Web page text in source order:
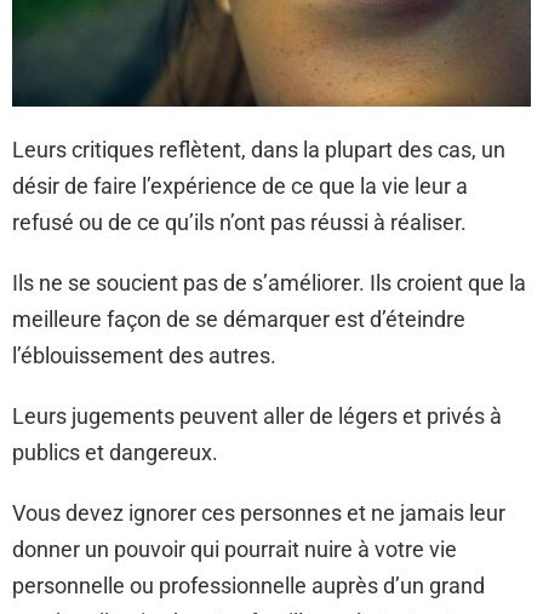
Leurs critiques reflètent, dans la plupart des cas, un
désir de faire l’expérience de ce que la vie leur a
refusé ou de ce qu’ils n’ont pas réussi à réaliser.
Ils ne se soucient pas de s’améliorer. Ils croient que la
meilleure façon de se démarquer est d’éteindre
l’éblouissement des autres.
Leurs jugements peuvent aller de légers et privés à
publics et dangereux.
Vous devez ignorer ces personnes et ne jamais leur
donner un pouvoir qui pourrait nuire à votre vie
personnelle ou professionnelle auprès d’un grand